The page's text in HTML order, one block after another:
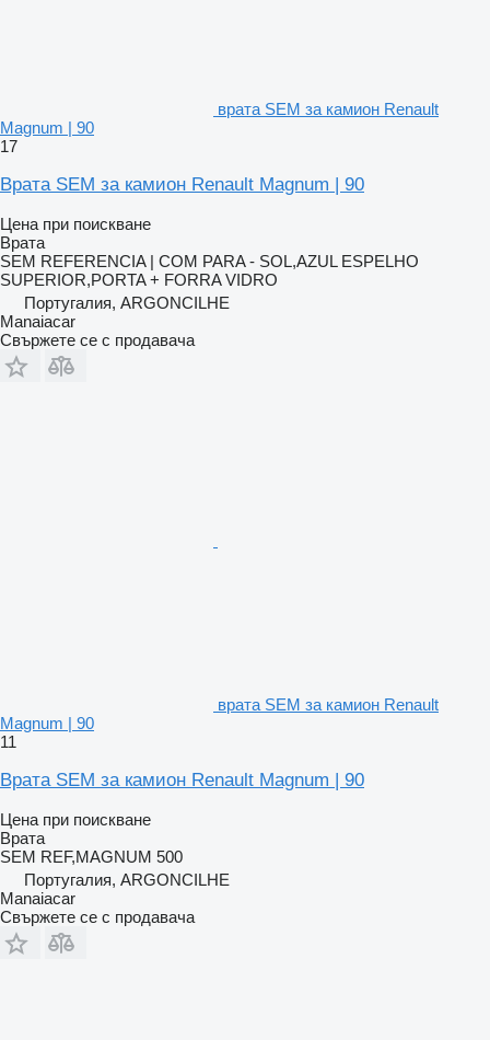
врата SEM за камион Renault
Magnum | 90
17
Врата SEM за камион Renault Magnum | 90
Цена при поискване
Врата
SEM REFERENCIA | COM PARA - SOL,AZUL ESPELHO
SUPERIOR,PORTA + FORRA VIDRO
Португалия, ARGONCILHE
Manaiacar
Свържете се с продавача
врата SEM за камион Renault
Magnum | 90
11
Врата SEM за камион Renault Magnum | 90
Цена при поискване
Врата
SEM REF,MAGNUM 500
Португалия, ARGONCILHE
Manaiacar
Свържете се с продавача